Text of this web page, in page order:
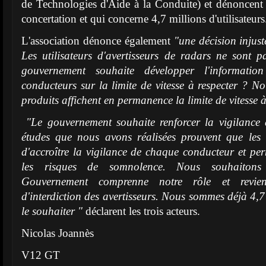
de Technologies d'Aide à la Conduite) et dénoncent
concertation et qui concerne 4,7 millions
L'association dénonce également "une décision
Les utilisateurs d'avertisseurs de radars ne sont
gouvernement souhaite développer
conducteurs sur la limite de vitesse à respecter ?
produits affichent en permanence la limite de vitesse
"Le gouvernement souhaite renforcer la
études que nous avons réalisées prouvent que les
d'accroître la vigilance de chaque conducteur et
les risques de somnolence. Nous
Gouvernement comprenne notre rôle et
d'interdiction des avertisseurs. Nous sommes déjà
le souhaiter " déclarent les trois acteurs.
Nicolas Joannès
V12 GT